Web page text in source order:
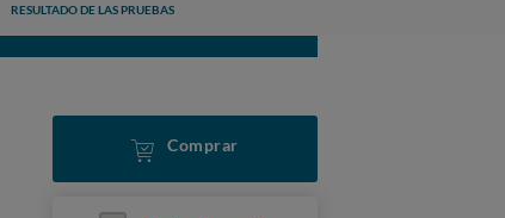
RESULTADO DE LAS PRUEBAS
Comprar